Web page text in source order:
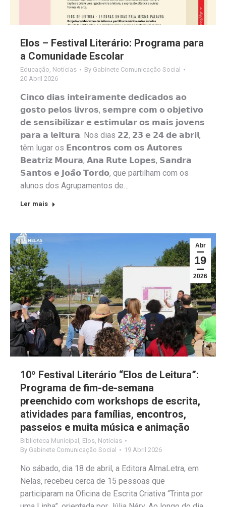
Elos – Festival Literário: Programa para
a Comunidade Escolar
Educação, Notícias By Gabinete Comunicação Social
20 Abril 2026
𝗖𝗶𝗻𝗰𝗼 𝗱𝗶𝗮𝘀 𝗶𝗻𝘁𝗲𝗶𝗿𝗮𝗺𝗲𝗻𝘁𝗲 𝗱𝗲𝗱𝗶𝗰𝗮𝗱𝗼𝘀 𝗮𝗼
𝗴𝗼𝘀𝘁𝗼 𝗽𝗲𝗹𝗼𝘀 𝗹𝗶𝘃𝗿𝗼𝘀, 𝘀𝗲𝗺𝗽𝗿𝗲 𝗰𝗼𝗺 𝗼 𝗼𝗯𝗷𝗲𝘁𝗶𝘃𝗼
𝗱𝗲 𝘀𝗲𝗻𝘀𝗶𝗯𝗶𝗹𝗶𝘇𝗮𝗿 𝗲 𝗲𝘀𝘁𝗶𝗺𝘂𝗹𝗮𝗿 𝗼𝘀 𝗺𝗮𝗶𝘀 𝗷𝗼𝘃𝗲𝗻𝘀
𝗽𝗮𝗿𝗮 𝗮 𝗹𝗲𝗶𝘁𝘂𝗿𝗮. Nos dias 𝟮𝟮, 𝟮𝟯 𝗲 𝟮𝟰 𝗱𝗲 𝗮𝗯𝗿𝗶𝗹,
têm lugar os 𝗘𝗻𝗰𝗼𝗻𝘁𝗿𝗼𝘀 𝗰𝗼𝗺 𝗼𝘀 𝗔𝘂𝘁𝗼𝗿𝗲𝘀
𝗕𝗲𝗮𝘁𝗿𝗶𝘇 𝗠𝗼𝘂𝗿𝗮, 𝗔𝗻𝗮 𝗥𝘂𝘁𝗲 𝗟𝗼𝗽𝗲𝘀, 𝗦𝗮𝗻𝗱𝗿𝗮
𝗦𝗮𝗻𝘁𝗼𝘀 𝗲 𝗝𝗼𝗮̃𝗼 𝗧𝗼𝗿𝗱𝗼, que partilham com os
alunos dos Agrupamentos de…
Ler mais
Abr
19
2026
10º Festival Literário “Elos de Leitura”:
Programa de fim-de-semana
preenchido com workshops de escrita,
atividades para famílias, encontros,
passeios e muita música e animação
Biblioteca Municipal , Elos, Notícias
By Gabinete Comunicação Social 19 Abril 2026
No sábado, dia 18 de abril, a Editora AlmaLetra, em
Nelas, recebeu cerca de 15 pessoas que
participaram na Oficina de Escrita Criativa “Trinta por